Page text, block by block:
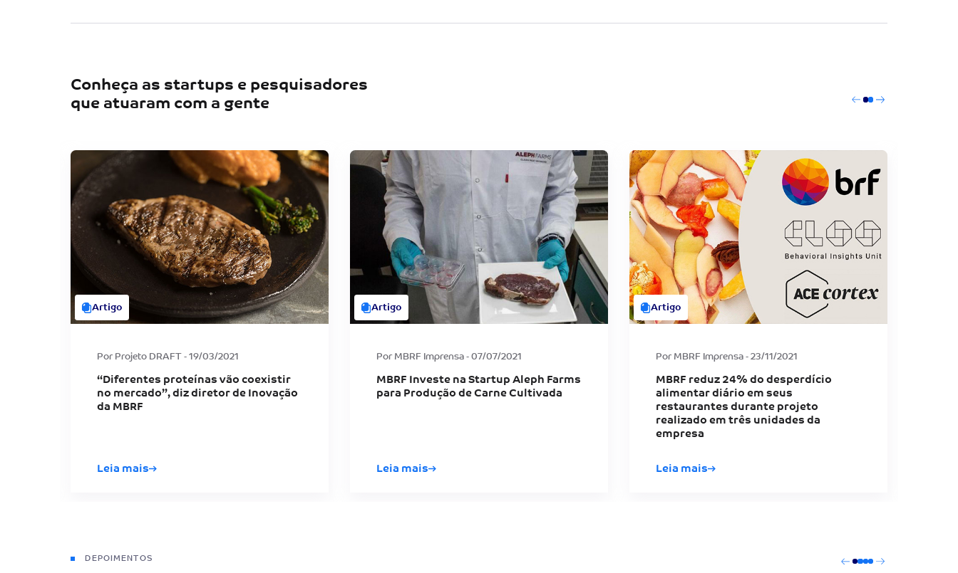
Conheça as startups e pesquisadores
que atuaram com a gente
Artigo
Por Projeto DRAFT - 19/03/2021
“Diferentes proteínas vão coexistir
no mercado”, diz diretor de Inovação
da MBRF
Leia mais
Artigo
Por MBRF Imprensa - 07/07/2021
MBRF Investe na Startup Aleph Farms
para Produção de Carne Cultivada
Leia mais
Artigo
Por MBRF Imprensa - 23/11/2021
MBRF reduz 24% do desperdício
alimentar diário em seus
restaurantes durante projeto
realizado em três unidades da
empresa
Leia mais
DEPOIMENTOS